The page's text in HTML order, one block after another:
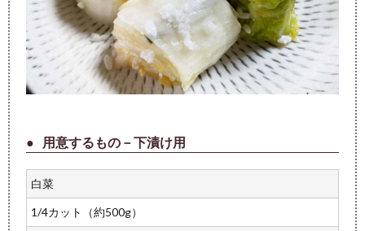
用意するもの－下漬け用
白菜
1/4カット（約500g）